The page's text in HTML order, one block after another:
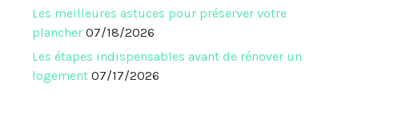
Les meilleures astuces pour préserver votre
plancher 07/18/2026
Les étapes indispensables avant de rénover un
logement 07/17/2026